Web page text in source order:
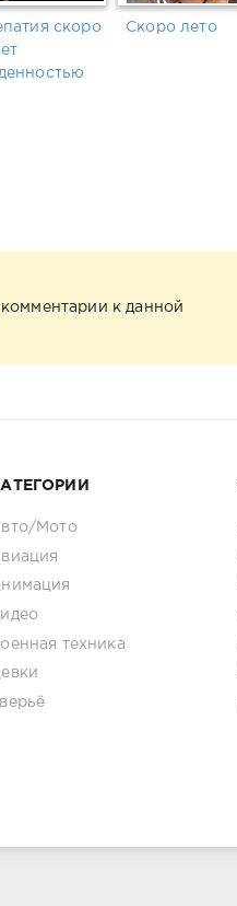
скоро
Скоро лето
комментарии к данной
Мото
техника